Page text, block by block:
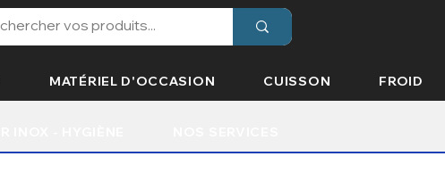
MATÉRIEL D'OCCASION CUISSON FROID